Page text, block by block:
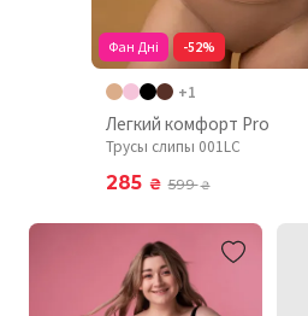
Фан Дні -52%
+1
Легкий комфорт Pro
Трусы слипы 001LC
285 ₴ 599₴